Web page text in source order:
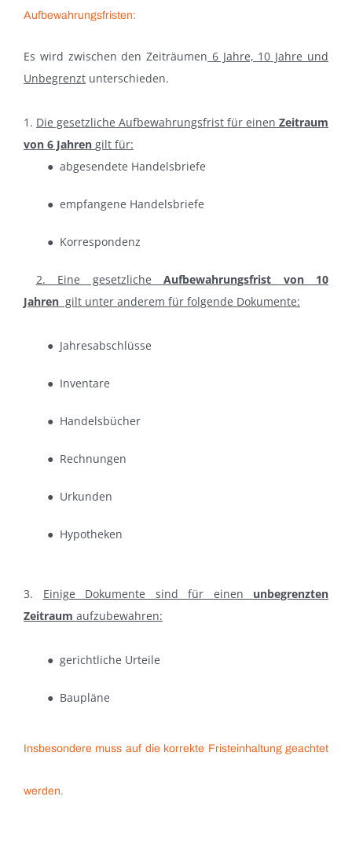
Aufbewahrungsfristen:
Es wird zwischen den Zeiträumen 6 Jahre, 10 Jahre und
Unbegrenztunterschieden.
1. Die gesetzliche Aufbewahrungsfrist für einenZeitraum
von 6 Jahren gilt für:
● abgesendete Handelsbriefe
● empfangene Handelsbriefe
● Korrespondenz
2. Eine gesetzlicheAufbewahrungsfrist von 10
Jahren gilt unter anderem für folgende Dokumente:
● Jahresabschlüsse
● Inventare
● Handelsbücher
● Rechnungen
● Urkunden
● Hypotheken
3. Einige Dokumente sind für einen unbegrenzten
Zeitraum aufzubewahren:
● gerichtliche Urteile
● Baupläne
Insbesondere muss auf die korrekte Fristeinhaltung geachtet
werden.